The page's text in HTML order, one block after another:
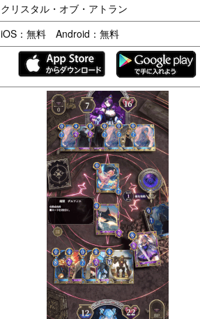
クリスタル・オブ・アトラン
iOS：無料 Android：無料